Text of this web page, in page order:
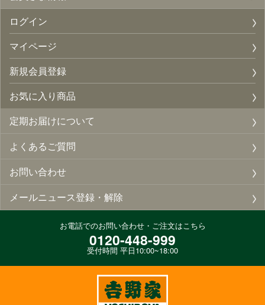
ログイン
マイページ
新規会員登録
お気に入り商品
定期お届けについて
よくあるご質問
お問い合わせ
メールニュース登録・解除
お電話でのお問い合わせ・ご注文はこちら
0120-448-999
受付時間 平日10:00~18:00